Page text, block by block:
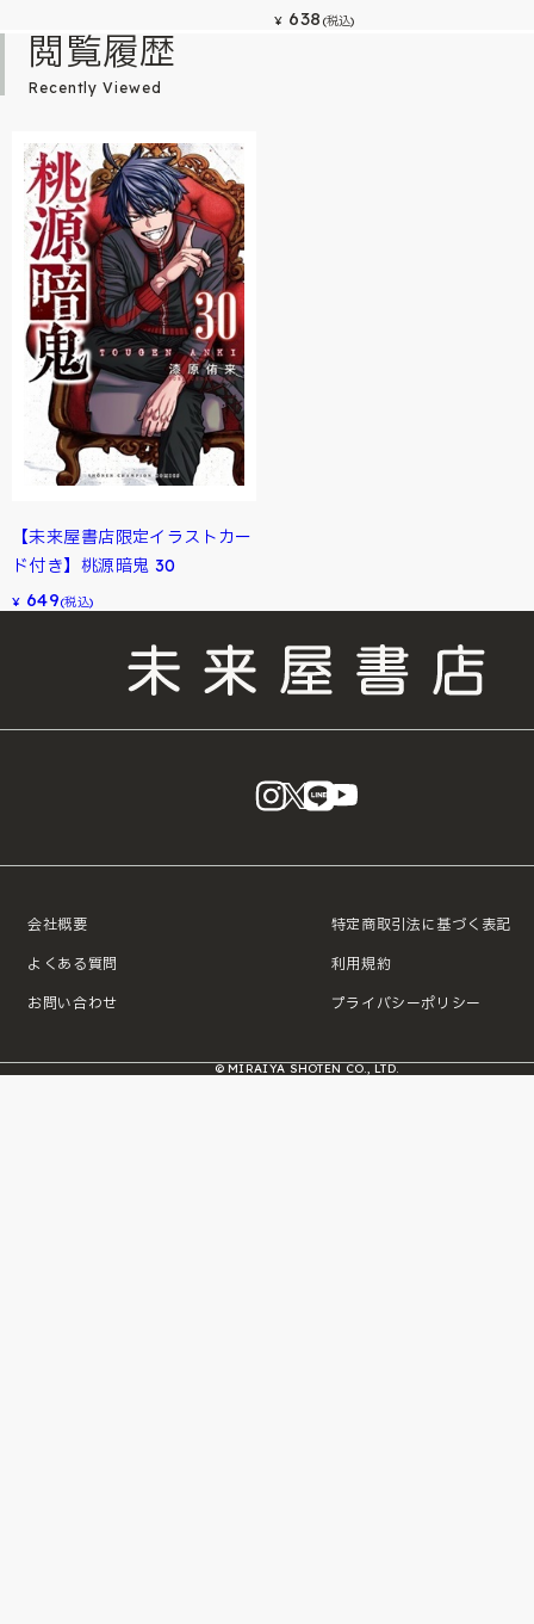
¥ 638 (税込)
閲覧履歴
Recently Viewed
【未来屋書店限定イラストカー
ド付き】桃源暗鬼 30
¥ 649(税込)
instagram
X LINE
会社概要
よくある質問
お問い合わせ
特定商取引法に基づく表記
利用規約
プライバシーポリシー
© MIRAIYA SHOTEN CO., LTD.